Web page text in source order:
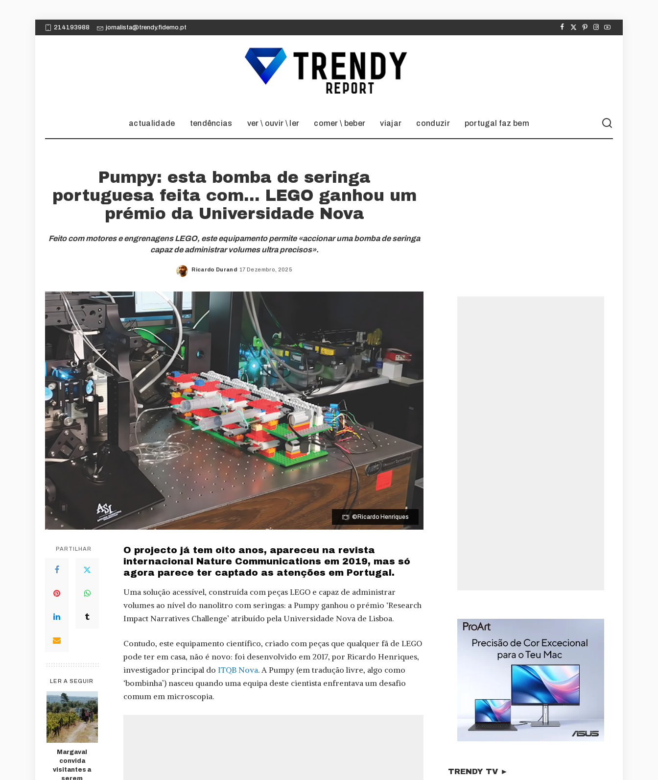
214193988 jornalista@trendy.fidemo.pt
actualidade tendências ver \ ouvir \ ler comer \ beber viajar conduzir portugal faz bem
Pumpy: esta bomba de seringa
portuguesa feita com… LEGO ganhou um
prémio da Universidade Nova
Feito com motores e engrenagens LEGO, este equipamento permite «accionar uma bomba de seringa
capaz de administrar volumes ultra precisos».
Posted
Ricardo Durand 17 Dezembro, 2025
©Ricardo Henriques
PARTILHAR
LER A SEGUIR
Margaval
convida
visitantes a
O projecto já tem oito anos, apareceu na revista
internacional Nature Communications em 2019, mas só
agora parece ter captado as atenções em Portugal.
Uma solução acessível, construída com peças LEGO e capaz de administrar
volumes ao nível do nanolitro com seringas: a Pumpy ganhou o prémio ‘Research
Impact Narratives Challenge’ atribuído pela Universidade Nova de Lisboa.
Contudo, este equipamento científico, criado com peças que qualquer fã de LEGO
pode ter em casa, não é novo: foi desenvolvido em 2017, por Ricardo Henriques,
investigador principal do ITQB Nova. A Pumpy (em tradução livre, algo como
‘bombinha’) nasceu quando uma equipa deste cientista enfrentava um desafio
comum em microscopia.
TRENDY TV ►